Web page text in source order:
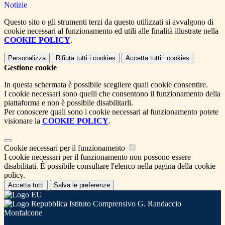
Notizie
Questo sito o gli strumenti terzi da questo utilizzati si avvalgono di
cookie necessari al funzionamento ed utili alle finalità illustrate nella
COOKIE POLICY.
Personalizza Rifiuta tutti i cookies Accetta tutti i cookies
Gestione cookie
In questa schermata è possibile scegliere quali cookie consentire.
I cookie necessari sono quelli che consentono il funzionamento della
piattaforma e non è possibile disabilitarli.
Per conoscere quali sono i cookie necessari al funzionamento potete
visionare la COOKIE POLICY.
Cookie necessari per il funzionamento
I cookie necessari per il funzionamento non possono essere
disabilitati. È possibile consultare l'elenco nella pagina della cookie
policy.
Accetta tutti Salva le preferenze
Istituto Comprensivo G. Randaccio
Monfalcone